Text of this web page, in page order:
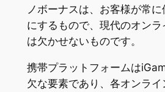
ノボーナスは、お客様が常に
にするもので、現代のオン
は欠かせないものです。
携帯プラットフォームは
欠な要素であり、各オンラ